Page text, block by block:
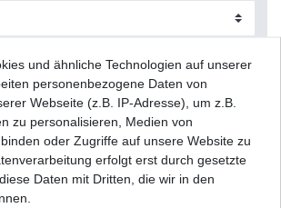
Batterie YUASA YTX9-BS Suzuki GSF 650 B5 CJ
CZ Bandit 2005 - 2016 HQ
UVP 67,24 € 61,47 € *
1 Stück
und ähnliche Technologien auf unserer
personenbezogene Daten von
Webseite (z.B. IP-Adresse), um z.B.
zu personalisieren, Medien von
oder Zugriffe auf unsere Website zu
erfolgt erst durch gesetzte
Daten mit Dritten, die wir in den